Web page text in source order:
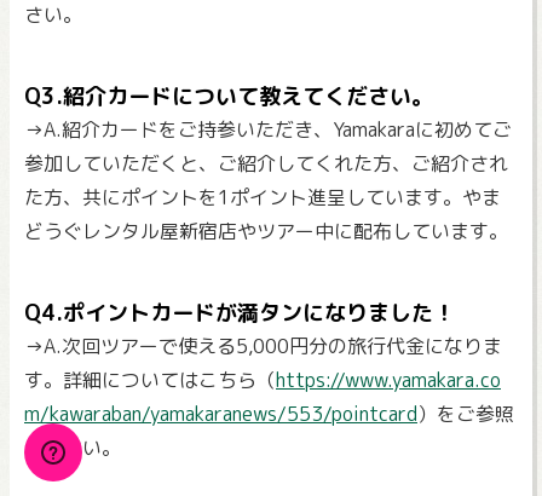
さい。
Q3.紹介カードについて教えてください。
→A.紹介カードをご持参いただき、Yamakaraに初めてご
参加していただくと、ご紹介してくれた方、ご紹介され
た方、共にポイントを1ポイント進呈しています。やま
どうぐレンタル屋新宿店やツアー中に配布しています。
Q4.ポイントカードが満タンになりました！
→A.次回ツアーで使える5,000円分の旅行代金になりま
す。詳細についてはこちら（https://www.yamakara.co
m/kawaraban/yamakaranews/553/pointcard）をご参照
ください。